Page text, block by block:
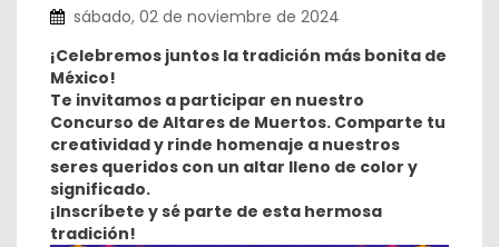
sábado, 02 de noviembre de 2024
¡Celebremos juntos la tradición más bonita de
México!
Te invitamos a participar en nuestro
Concurso de Altares de Muertos. Comparte tu
creatividad y rinde homenaje a nuestros
seres queridos con un altar lleno de color y
significado.
¡Inscríbete y sé parte de esta hermosa
tradición!